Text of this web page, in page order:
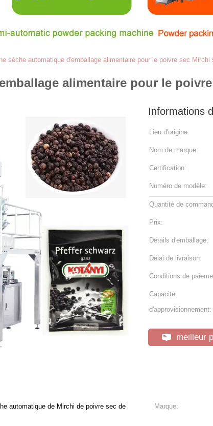
sèche automatique d'emballage alimentaire pour le poivre sec
alimentaire pour le
Informations
Lieu d'origine:
Nom de marque:
Certification:
Numéro de modèle:
Quantité de
Prix:
Détails d'emballage:
Délai de livraison:
Conditions de
Capacité
d'approvisionnement:
meilleur
automatique de Mirchi de poivre sec de
Marque: